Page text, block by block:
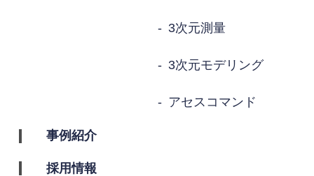
3次元測量
3次元モデリング
アセスコマンド
事例紹介
採用情報